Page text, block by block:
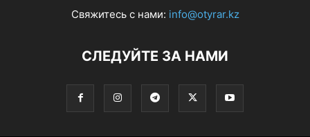
Свяжитесь с нами: info@otyrar.kz
СЛЕДУЙТЕ ЗА НАМИ